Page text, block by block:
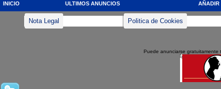
INICIO ULTIMOS ANUNCIOS AÑADIR
Nota Legal Politica de Cookies
Puede anunciarse